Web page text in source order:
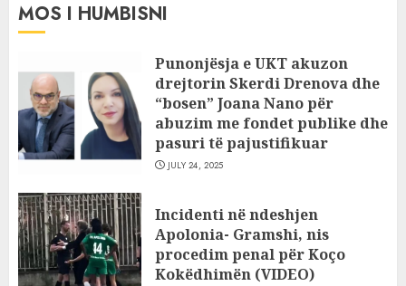
MOS I HUMBISNI
Punonjësja e UKT akuzon
drejtorin Skerdi Drenova dhe
“bosen” Joana Nano për
abuzim me fondet publike dhe
pasuri të pajustifikuar
JULY 24, 2025
Incidenti në ndeshjen
Apolonia- Gramshi, nis
procedim penal për Koço
Kokëdhimën (VIDEO)